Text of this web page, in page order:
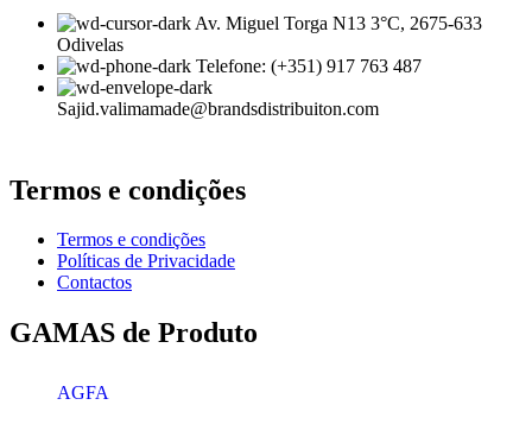
Av. Miguel Torga N13 3°C, 2675-633
Odivelas
Telefone: (+351) 917 763 487
Sajid.valimamade@brandsdistribuiton.com
Termos e condições
Termos e condições
Políticas de Privacidade
Contactos
GAMAS de Produto
AGFA